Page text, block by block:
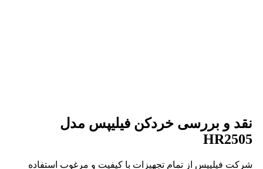
نقد و بررسی خردکن فیلیپس مدل
HR2505
شرکت فیلیپس از تمام تجهیزات با کیفیت و مرغوب استفاده